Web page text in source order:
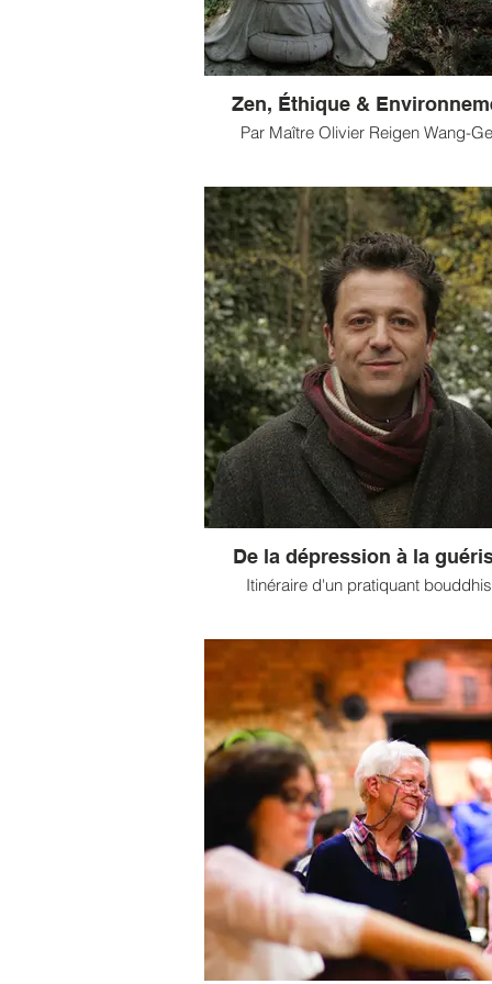
Zen, Éthique &
Par Maître Olivier Reigen Wang-
La première grande leçon de zen que
remonte sans doute à l’époque où
commencé à pratiquer zazen au
années soixante-dix. Âgé alors de 17
m’étais engagé auprès d’un des tout
agriculteurs en biodynamie
m’avait confié la mise en place d’un
(...)
De la dépression à la
Itinéraire d'un pratiquant
Article complet issu de Sagesses
n°6, À l'origine de la Pleine
" J'ai pu constater que le simple fait de
avait un effet immédiat, comparable
d'un anxiolytique"
Ayant tout d'abord découvert la
méditation de pleine conscience à
Serge Virenque est un jeune homme
tous les autres, que nous avons
groupe de pratique de l’Espace
tibétain de Paris. Il témoigne de son
de vie. (...)